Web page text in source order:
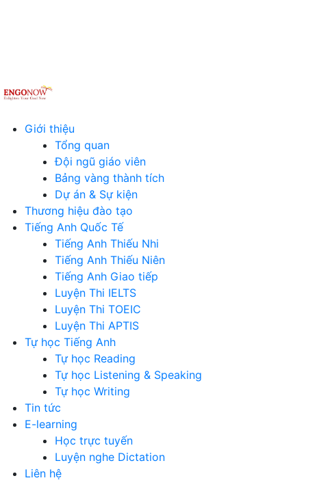
Giới thiệu
Tổng quan
Đội ngũ giáo viên
Bảng vàng thành tích
Dự án & Sự kiện
Thương hiệu đào tạo
Tiếng Anh Quốc Tế
Tiếng Anh Thiếu Nhi
Tiếng Anh Thiếu Niên
Tiếng Anh Giao tiếp
Luyện Thi IELTS
Luyện Thi TOEIC
Luyện Thi APTIS
Tự học Tiếng Anh
Tự học Reading
Tự học Listening & Speaking
Tự học Writing
Tin tức
E-learning
Học trực tuyến
Luyện nghe Dictation
Liên hệ